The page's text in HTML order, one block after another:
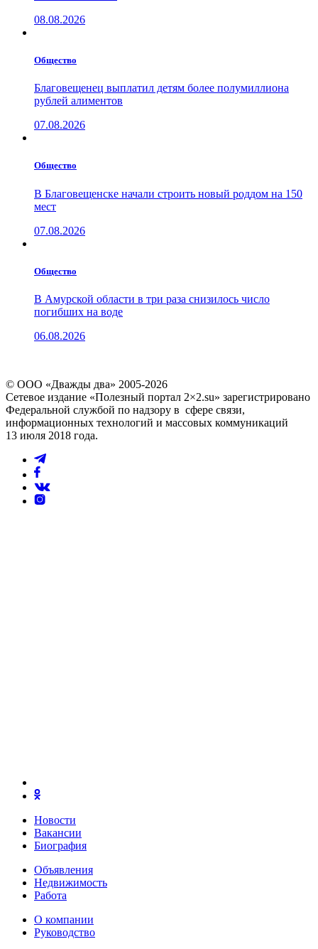
08.08.2026
Общество
Благовещенец выплатил детям более полумиллиона
рублей алиментов
07.08.2026
Общество
В Благовещенске начали строить новый роддом на 150
мест
07.08.2026
Общество
В Амурской области в три раза снизилось число
погибших на воде
06.08.2026
© ООО «Дважды два» 2005-2026
Сетевое издание «Полезный портал 2×2.su» зарегистрировано
Федеральной службой по надзору в сфере связи,
информационных технологий и массовых коммуникаций
13 июля 2018 года.
Новости
Вакансии
Биография
Объявления
Недвижимость
Работа
О компании
Руководство